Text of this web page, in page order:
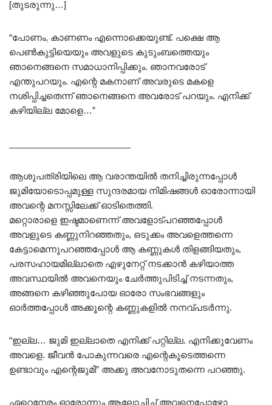
[തുടരുന്നു…]
“പോണം, കാണണം എന്നൊക്കെയുണ്ട്. പക്ഷെ ആ
പെൺകുട്ടിയെയും അവളുടെ കുടുംബത്തെയും
ഞാനെങ്ങനെ സമാധാനിപ്പിക്കും. ഞാനവരോട്
എന്തുപറയും. എന്റെ മകനാണ് അവരുടെ മകളെ
നശിപ്പിച്ചതെന്ന് ഞാനെങ്ങനെ അവരോട് പറയും. എനിക്ക്
കഴിയില്ല മോളെ…”
ആശുപത്രിയിലെ ആ വരാന്തയിൽ തനിച്ചിരുന്നപ്പോൾ
ജുമിയോടൊപ്പമുള്ള സുന്ദരമായ നിമിഷങ്ങൾ ഓരോന്നായി
അവന്റെ മനസ്സിലേക്ക് ഓടിതെത്തി.
മറ്റൊരാളെ ഇഷ്ടമാണെന്ന് അവളോട്‌പറഞ്ഞപ്പോൾ
അവളുടെ കണ്ണുനിറഞ്ഞതും, ഒടുക്കം അവളെത്തന്നെ
കേട്ടാമെന്നുപറഞ്ഞപ്പോൾ ആ കണ്ണുകൾ തിളങ്ങിയതും,
പരസഹായമില്ലാതെ എഴുനേറ്റ് നടക്കാൻ കഴിയാത്ത
അവസ്ഥയിൽ അവനെയും ചേർത്തുപിടിച്ച് നടന്നതും,
അങ്ങനെ കഴിഞ്ഞുപോയ ഓരോ സംഭവങ്ങളും
ഓർത്തപ്പോൾ അക്കൂന്റെ കണ്ണുകളിൽ നനവ്‌പടർന്നു.
“ഇല്ല… ജുമി ഇല്ലാതെ എനിക്ക് പറ്റില്ല. എനിക്കുവേണം
അവളെ. ജീവൻ പോകുന്നവരെ എന്റെകൂടെത്തന്നെ
ഉണ്ടാവും എന്റെജുമി” അക്കു അവനോടുതന്നെ പറഞ്ഞു.
ഏറെനേരം ഓരോന്നും ആലോചിച്ച് അവനെപ്പോഴോ